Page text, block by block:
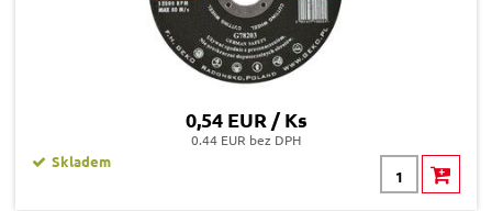
0,54 EUR / Ks
0.44 EUR bez DPH
Skladem